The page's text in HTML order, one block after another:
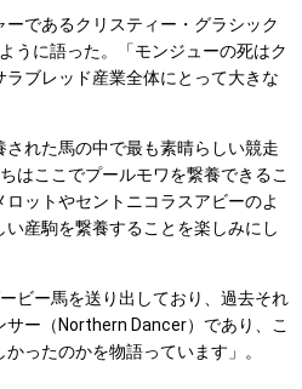
であるクリスティー・グラシック
うに語った。「モンジューの死はク
ブレッド産業全体にとって大きな
された馬の中で最も素晴らしい競走
はここでプールモワを繋養できるこ
ットやセントニコラスアビーのよ
産駒を繋養することを楽しみにし
ビー馬を送り出しており、過去それ
ー（Northern Dancer）であり、こ
ったのかを物語っています」。